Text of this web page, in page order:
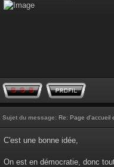
Sujet du message: Re: Page d'accueil
C'est une bonne idée,
On est en démocratie, donc